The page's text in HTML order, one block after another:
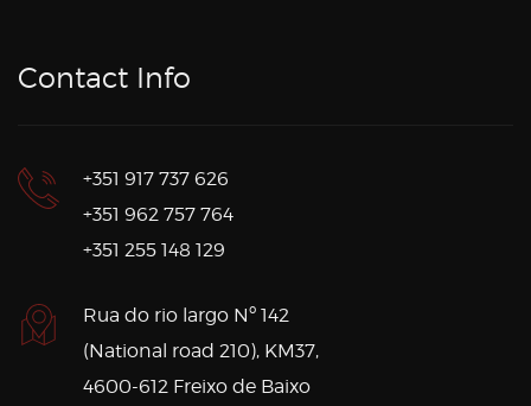
Contact Info
+351 917 737 626
+351 962 757 764
+351 255 148 129
Rua do rio largo Nº 142
(National road 210), KM37,
4600-612 Freixo de Baixo